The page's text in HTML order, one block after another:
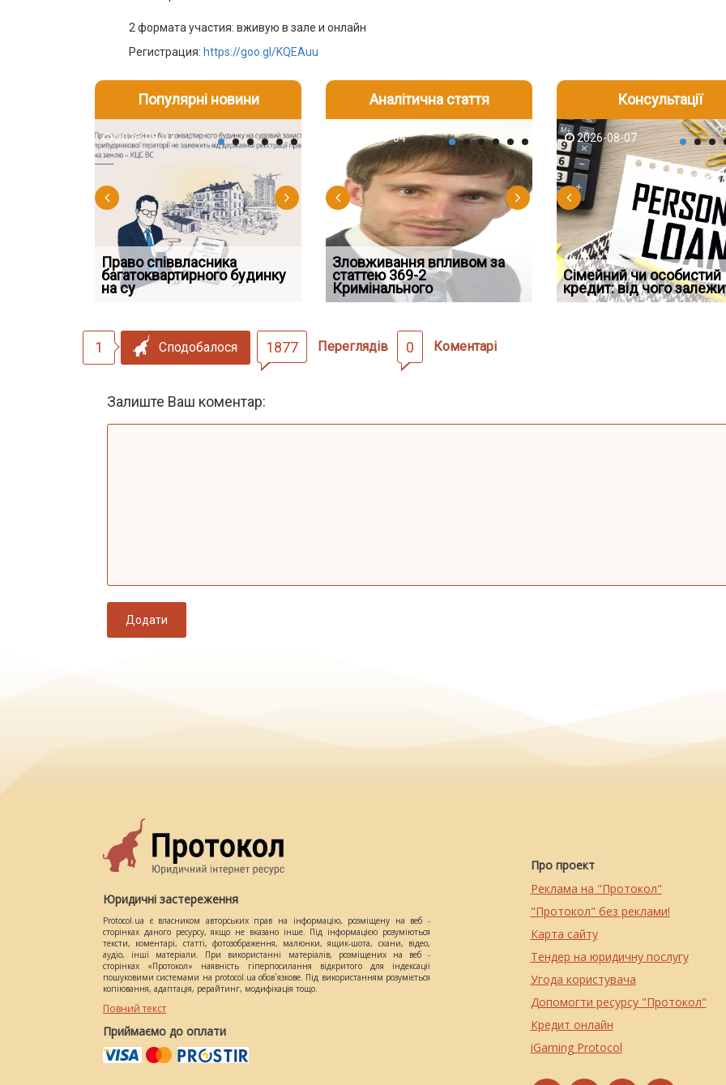
2 формата участия: вживую в зале и онлайн
Регистрация: https://goo.gl/KQEAuu
Популярні новини
2026-08-07
Право співвласника
багатоквартирного будинку
на су
Якщо суд встановив для
відшкодування шкоди
наявніс
2026-08-06
Документи, на яких не
проставляється апостиль:
пер
Аналітична стаття
2026-08-03
Водії можуть отримати
компенсацію за незаконні
дії
2026-08-04
Зловживання впливом за
статтею 369-2
Кримінального
2026-08-04
Переоформлення
відстрочки за іншою
підставою: нов
Консультації
2026-08-05
Чи потрібна ФОП печатка у
2026 році: правила засто
2026-08-07
Сімейний чи особистий
кредит: від чого
2026-07-30
Восьмий ААС
підтвердив, що
скас
1 Сподобалося 1877 Переглядів 0 Коментарі
Залиште Ваш коментар:
Додати
Юридичні застереження
Protocol.ua є власником авторських прав на інформацію, розміщену на веб -
сторінках даного ресурсу, якщо не вказано інше. Під інформацією розуміються
тексти, коментарі, статті, фотозображення, малюнки, ящик-шота, скани, відео,
аудіо, інші матеріали. При використанні матеріалів, розміщених на веб -
сторінках «Протокол» наявність гіперпосилання відкритого для індексації
пошуковими системами на protocol.ua обов`язкове. Під використанням розуміється
копіювання, адаптація, рерайтинг, модифікація тощо.
Повний текст
Приймаємо до оплати
Про проект
Реклама на "Протокол"
"Протокол" без реклами!
Карта сайту
Тендер на юридичну послугу
Угода користувача
Допомогти ресурсу "Протокол"
Кредит онлайн
iGaming Protocol